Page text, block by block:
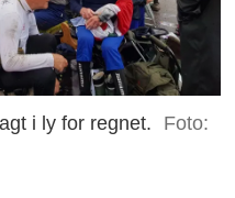
i ly for regnet.
Foto: